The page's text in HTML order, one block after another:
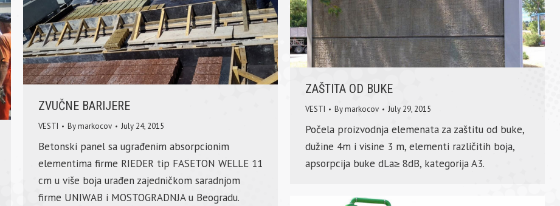
ZAŠTITA OD BUKE
VESTI By markocov July 29, 2015
Počela proizvodnja elemenata za zaštitu od buke,
dužine 4m i visine 3 m, elementi različitih boja,
apsorpcija buke dLa≥ 8dB, kategorija A3.
ZVUČNE BARIJERE
VESTI By markocov July 24, 2015
Betonski panel sa ugrađenim absorpcionim
elementima firme RIEDER tip FASETON WELLE 11
cm u više boja urađen zajedničkom saradnjom
firme UNIWAB i MOSTOGRADNJA u Beogradu.